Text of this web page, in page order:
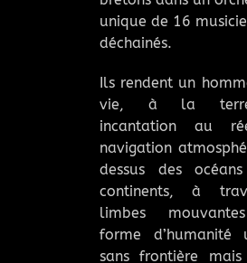
unique de 16
déchainés.
Ils rendent un
vie, à la
incantation au
navigation
dessus des
continents, à
limbes
forme d’humanité
sans frontière mais